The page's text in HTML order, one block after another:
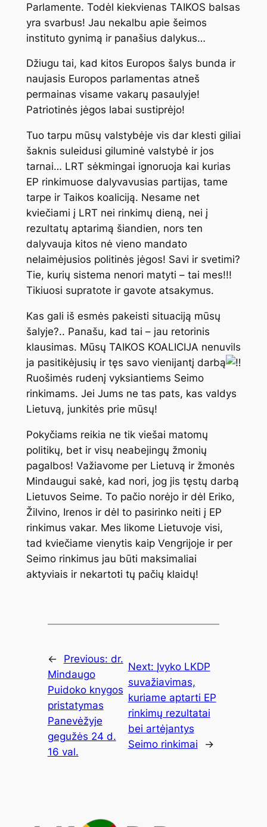
Parlamente. Todėl kiekvienas TAIKOS balsas
yra svarbus! Jau nekalbu apie šeimos
instituto gynimą ir panašius dalykus…
Džiugu tai, kad kitos Europos šalys bunda ir
naujasis Europos parlamentas atneš
permainas visame vakarų pasaulyje!
Patriotinės jėgos labai sustiprėjo!
Tuo tarpu mūsų valstybėje vis dar klesti giliai
šaknis suleidusi giluminė valstybė ir jos
tarnai… LRT sėkmingai ignoruoja kai kurias
EP rinkimuose dalyvavusias partijas, tame
tarpe ir Taikos koaliciją. Nesame net
kviečiami į LRT nei rinkimų dieną, nei į
rezultatų aptarimą šiandien, nors ten
dalyvauja kitos nė vieno mandato
nelaimėjusios politinės jėgos! Savi ir svetimi?
Tie, kurių sistema nenori matyti – tai mes!!!
Tikiuosi supratote ir gavote atsakymus.
Kas gali iš esmės pakeisti situaciją mūsų
šalyje?.. Panašu, kad tai – jau retorinis
klausimas. Mūsų TAIKOS KOALICIJA nenuvils
ja pasitikėjusių ir tęs savo vienijantį darbą
Ruošimės rudenį vyksiantiems Seimo
rinkimams. Jei Jums ne tas pats, kas valdys
Lietuvą, junkitės prie mūsų!
Pokyčiams reikia ne tik viešai matomų
politikų, bet ir visų neabejingų žmonių
pagalbos! Važiavome per Lietuvą ir žmonės
Mindaugui sakė, kad nori, jog jis tęstų darbą
Lietuvos Seime. To pačio norėjo ir dėl Eriko,
Žilvino, Irenos ir dėl to pasirinko neiti į EP
rinkimus vakar. Mes likome Lietuvoje visi,
tad kviečiame vienytis kaip Vengrijoje ir per
Seimo rinkimus jau būti maksimaliai
aktyviais ir nekartoti tų pačių klaidų!
← Previous: dr.
Mindaugo
Puidoko knygos
pristatymas
Panevėžyje
gegužės 24 d.
16 val.
Next: Įvyko LKDP
suvažiavimas,
kuriame aptarti EP
rinkimų rezultatai
bei artėjantys
Seimo rinkimai
→